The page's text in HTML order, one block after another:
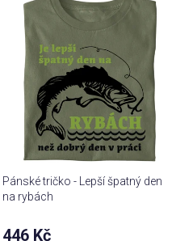
Pánské tričko - Lepší špatný den
na rybách
446 Kč